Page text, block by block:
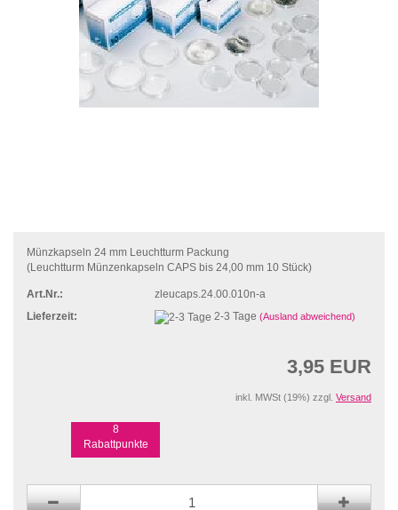
Münzkapseln 24 mm Leuchtturm Packung
(Leuchtturm Münzenkapseln CAPS bis 24,00 mm 10 Stück)
Art.Nr.:
zleucaps.24.00.010n-a
Lieferzeit:
2-3 Tage(Ausland abweichend)
3,95 EUR
inkl. MWSt (19%) zzgl. Versand
8
Rabattpunkte